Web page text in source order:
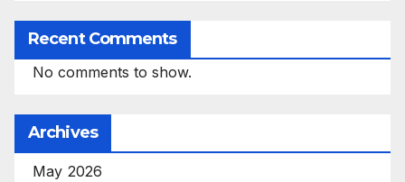
Recent Comments
No comments to show.
Archives
May 2026